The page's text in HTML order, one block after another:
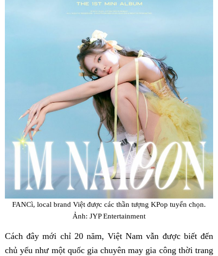
FANCì, local brand Việt được các thần tượng KPop tuyển chọn.
Ảnh: JYP Entertainment
Cách đây mới chỉ 20 năm, Việt Nam vẫn được biết đến
chủ yếu như một quốc gia chuyên may gia công thời trang